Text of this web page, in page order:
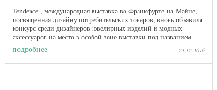
Tendence , международная выставка во Франкфурте-на-Майне,
посвященная дизайну потребительских товаров, вновь объявила
конкурс среди дизайнеров ювелирных изделий и модных
аксессуаров на место в особой зоне выставки под названием ...
подробнее 21.12.2016